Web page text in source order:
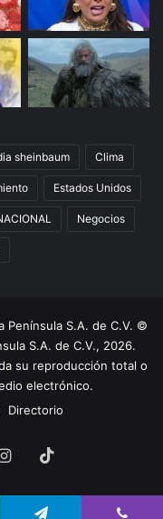
sheinbaum Clima
Estados Unidos
Negocios
S.A. de C.V. ©
S.A. de C.V., 2026.
su reproducción total o
electrónico.
Directorio
Instagram